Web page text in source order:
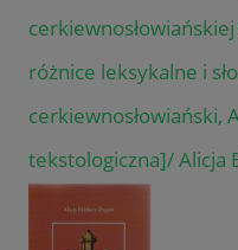
różnice leksykalne i
cerkiewnosłowiański,
tekstologiczna]/ Alicja